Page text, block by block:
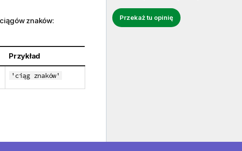
Przekaż tu opinię
znaków:
Przykład
'ciąg znaków'